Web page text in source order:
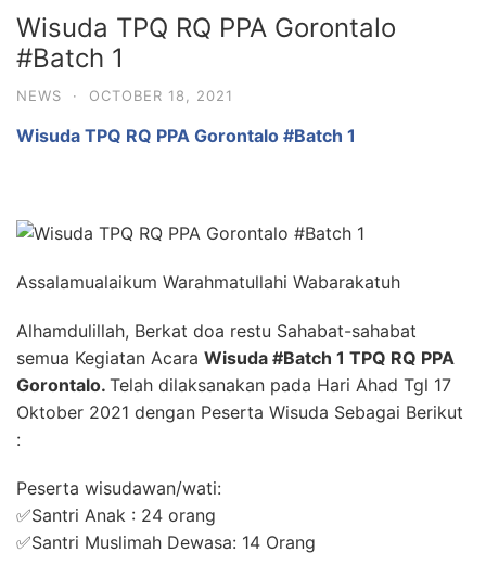
Wisuda TPQ RQ PPA Gorontalo
#Batch 1
NEWS · OCTOBER 18, 2021
Wisuda TPQ RQ PPA Gorontalo #Batch 1
Assalamualaikum Warahmatullahi Wabarakatuh
Alhamdulillah, Berkat doa restu Sahabat-sahabat
semua Kegiatan Acara Wisuda #Batch 1 TPQ RQ PPA
Gorontalo. Telah dilaksanakan pada Hari Ahad Tgl 17
Oktober 2021 dengan Peserta Wisuda Sebagai Berikut
:
Peserta wisudawan/wati:
✅Santri Anak : 24 orang
✅Santri Muslimah Dewasa: 14 Orang